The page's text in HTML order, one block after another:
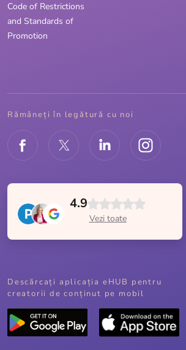
Code of Restrictions
and Standards of
Promotion
Rămâneți în legătură cu noi
4.9
Vezi toate
Descărcați aplicația eHUB pentru
creatorii de conținut pe mobil